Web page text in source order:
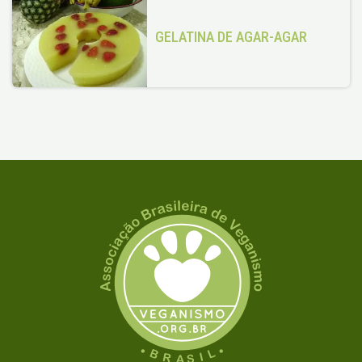
GELATINA DE AGAR-AGAR